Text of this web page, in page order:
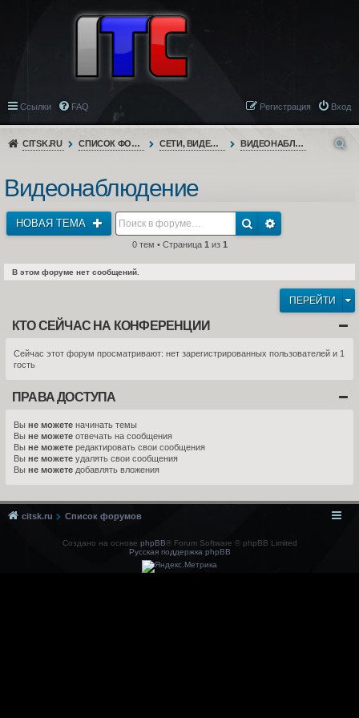
Ссылки FAQ Вход
Регистрация
CITSK.RU СПИСОК ФОРУМОВ СЕТИ, ВИДЕОНАБЛЮДЕНИЕ, ТЕЛЕФОНИЯ ВИДЕОНАБЛЮДЕНИЕ
Видеонаблюдение
НОВАЯ ТЕМА
0 тем • Страница 1 из 1
В этом форуме нет сообщений.
ПЕРЕЙТИ
КТО СЕЙЧАС НА КОНФЕРЕНЦИИ
Сейчас этот форум просматривают: нет зарегистрированных пользователей и 1
гость
ПРАВА ДОСТУПА
Вы не можете начинать темы
Вы не можете отвечать на сообщения
Вы не можете редактировать свои сообщения
Вы не можете удалять свои сообщения
Вы не можете добавлять вложения
citsk.ru Список форумов
Создано на основе phpBB® Forum Software © phpBB Limited
Русская поддержка phpBB